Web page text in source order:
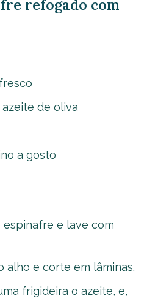
refogado com
de oliva
a gosto
e lave com
alho e corte em lâminas.
frigideira o azeite, e,